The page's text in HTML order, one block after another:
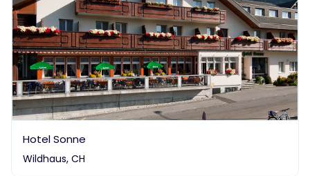
Hotel Sonne
Wildhaus, CH